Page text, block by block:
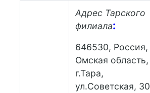
Адрес Тарского
филиала:
646530, Россия,
Омская область,
г.Тара,
ул.Советская, 30